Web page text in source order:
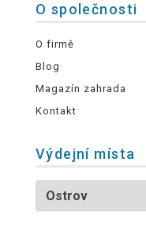
O společnosti
O firmě
Blog
Magazín zahrada
Kontakt
Výdejní místa